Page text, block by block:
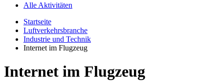
Alle Aktivitäten
Startseite
Luftverkehrsbranche
Industrie und Technik
Internet im Flugzeug
Internet im Flugzeug